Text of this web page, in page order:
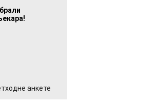
анкете